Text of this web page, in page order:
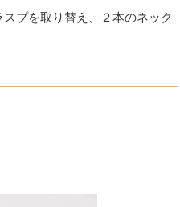
プを取り替え、２本のネック